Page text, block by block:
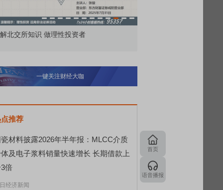
委托那么多种，究竟怎么用？
一键关注财经大咖
推荐
材料披露2026年半年报：MLCC介质
及电子浆料销量快速增长 长期借款上
倍
经济新闻
首页
语音播报